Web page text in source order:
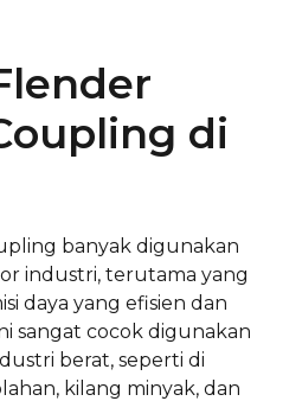
di
banyak digunakan
industri, terutama yang
daya yang efisien dan
sangat cocok digunakan
berat, seperti di
kilang minyak, dan